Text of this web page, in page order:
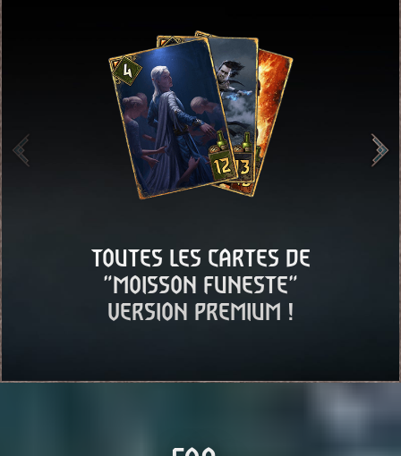
TOUTES LES CARTES DE
"MOISSON FUNESTE"
VERSION PREMIUM !